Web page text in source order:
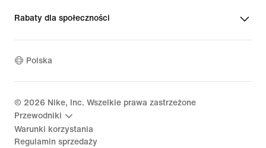
Rabaty dla społeczności
Polska
© 2026 Nike, Inc. Wszelkie prawa zastrzeżone
Przewodniki
Warunki korzystania
Regulamin sprzedaży